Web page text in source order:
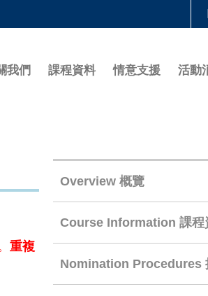
我們 課程資料 情意支援 活動
重複
Overview 概覽
Course Information 課程
Nomination Procedures